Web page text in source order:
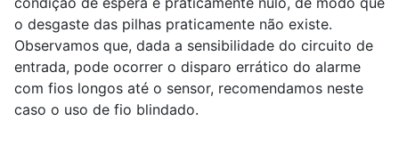
o desgaste das pilhas praticamente não existe.
Observamos que, dada a sensibilidade do circuito de
entrada, pode ocorrer o disparo errático do alarme
com fios longos até o sensor, recomendamos neste
caso o uso de fio blindado.